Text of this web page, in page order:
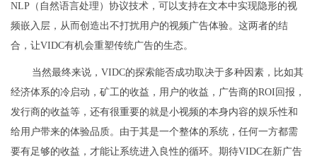
NLP（自然语言处理）协议技术，可以支持在文本中实现隐形的视
频嵌入层，从而创造出不打扰用户的视频广告体验。这两者的结
合，让VIDC有机会重塑传统广告的生态。
当然最终来说，VIDC的探索能否成功取决于多种因素，比如其
经济体系的冷启动，矿工的收益，用户的收益，广告商的ROI回报，
发行商的收益等，还有很重要的就是小视频的本身内容的娱乐性和
给用户带来的体验品质。由于其是一个整体的系统，任何一方都需
要有足够的收益，才能让系统进入良性的循环。期待VIDC在新广告